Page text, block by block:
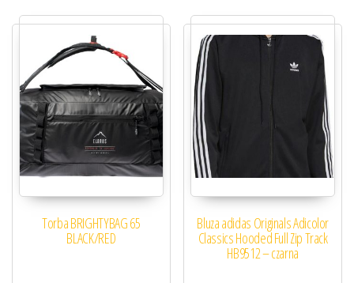
Torba BRIGHTYBAG 65
BLACK/RED
Bluza adidas Originals Adicolor
Classics Hooded Full Zip Track
HB9512 – czarna